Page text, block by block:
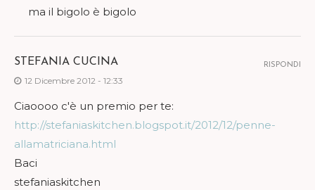
ma il bigolo è bigolo
STEFANIA CUCINA
12 Dicembre 2012 - 12:33
Ciaoooo c'è un premio per te:
http://stefaniaskitchen.blogspot.it/2012/12/penne-
allamatriciana.html
Baci
stefaniaskitchen
RISPONDI